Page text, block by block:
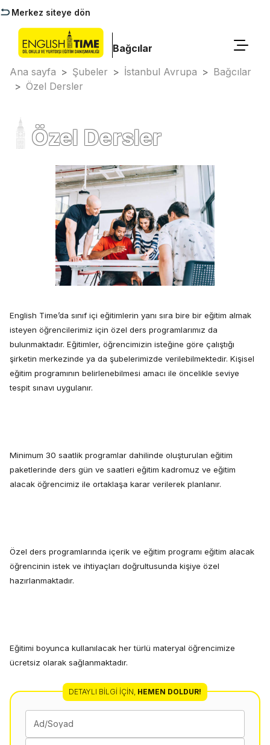
Merkez siteye dön
Bağcılar
Ana sayfa > Şubeler > İstanbul Avrupa > Bağcılar
> Özel Dersler
Özel Dersler
English Time’da sınıf içi eğitimlerin yanı sıra bire bir eğitim almak
isteyen öğrencilerimiz için özel ders programlarımız da
bulunmaktadır. Eğitimler, öğrencimizin isteğine göre çalıştığı
şirketin merkezinde ya da şubelerimizde verilebilmektedir. Kişisel
eğitim programının belirlenebilmesi amacı ile öncelikle seviye
tespit sınavı uygulanır.
Minimum 30 saatlik programlar dahilinde oluşturulan eğitim
paketlerinde ders gün ve saatleri eğitim kadromuz ve eğitim
alacak öğrencimiz ile ortaklaşa karar verilerek planlanır.
Özel ders programlarında içerik ve eğitim programı eğitim alacak
öğrencinin istek ve ihtiyaçları doğrultusunda kişiye özel
hazırlanmaktadır.
Eğitimi boyunca kullanılacak her türlü materyal öğrencimize
ücretsiz olarak sağlanmaktadır.
DETAYLI BILGI İÇIN HEMEN DOLDUR!
Ad/Soyad